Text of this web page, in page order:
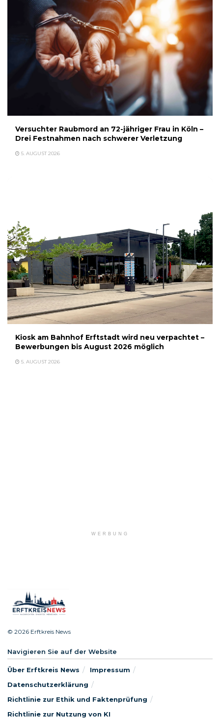
Versuchter Raubmord an 72-jähriger Frau in Köln –
Drei Festnahmen nach schwerer Verletzung
5. AUGUST 2026
Kiosk am Bahnhof Erftstadt wird neu verpachtet –
Bewerbungen bis August 2026 möglich
5. AUGUST 2026
WERBUNG
© 2026 Erftkreis News
Navigieren Sie auf der Website
Über Erftkreis News
Impressum
Datenschutzerklärung
Richtlinie zur Ethik und Faktenprüfung
Richtlinie zur Nutzung von KI